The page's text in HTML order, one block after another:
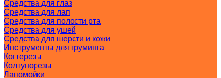
Средства для глаз
Средства для лап
Средства для полости рта
Средства для ушей
Средства для шерсти и кожи
Инструменты для груминга
Когтерезы
Колтунорезы
Лапомойки